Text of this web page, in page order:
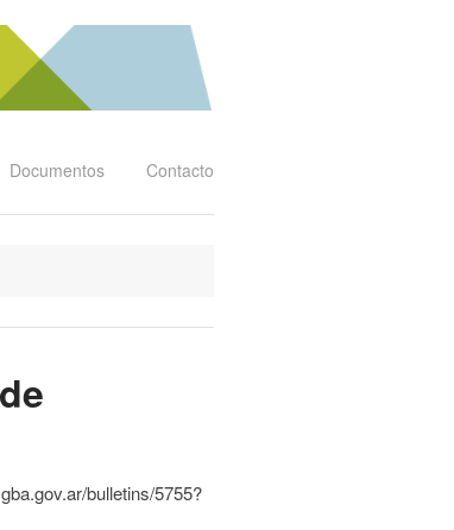
Documentos Contacto
bulletins/5755?